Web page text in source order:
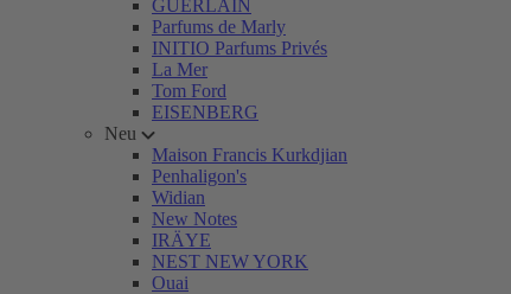
GUERLAIN
Parfums de Marly
INITIO Parfums Privés
La Mer
Tom Ford
EISENBERG
Neu
Maison Francis Kurkdjian
Penhaligon's
Widian
New Notes
IRÄYE
NEST NEW YORK
Ouai